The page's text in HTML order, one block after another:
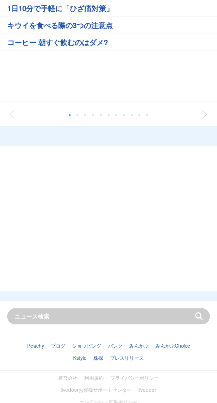
1日10分で手軽に「ひざ痛対策」
キウイを食べる際の3つの注意点
コーヒー 朝すぐ飲むのはダメ?
Peachy ブログ ショッピング バンク みんかぶ
みんかぶChoice
Kstyle
株探 プレスリリース
運営会社 利用規約
プライバシーポリシー
livedoorお客様サポートセンター
livedoor